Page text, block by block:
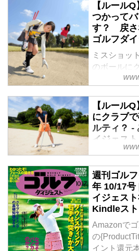
【ルール
つかって
す？ 戻さ
ゴルフダ
ミスショッ
のボールに
かげで自分
カーに。あ
おうとした
【ルール
にクラブ
ルティ？ -
イジェスト
なんとかバ
したけれど
チ納得がい
ントンと砂
ットを振り
ってダメな
者からペナ
ふやになり
ール、もう
週刊ゴル
年 10/17
イジェスト
Kindleス
Amazonで
の
イント還元